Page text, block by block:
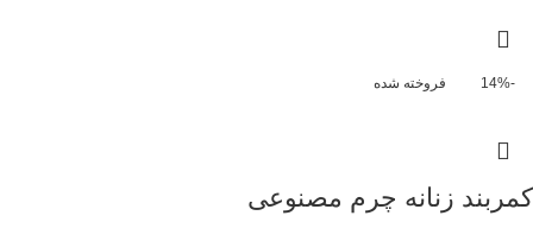
-14% فروخته شده
کمربند زنانه چرم مصنوعی